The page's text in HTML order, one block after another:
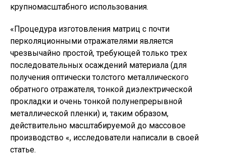
крупномасштабного использования.
«Процедура изготовления матриц с почти
перколяционными отражателями является
чрезвычайно простой, требующей только трех
последовательных осаждений материала (для
получения оптически толстого металлического
обратного отражателя, тонкой диэлектрической
прокладки и очень тонкой полунепрерывной
металлической пленки) и, таким образом,
действительно масштабируемой до массовое
производство «, исследователи написали в своей
статье.